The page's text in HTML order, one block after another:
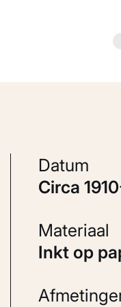
Datum
circa
Materiaal
Inkt op